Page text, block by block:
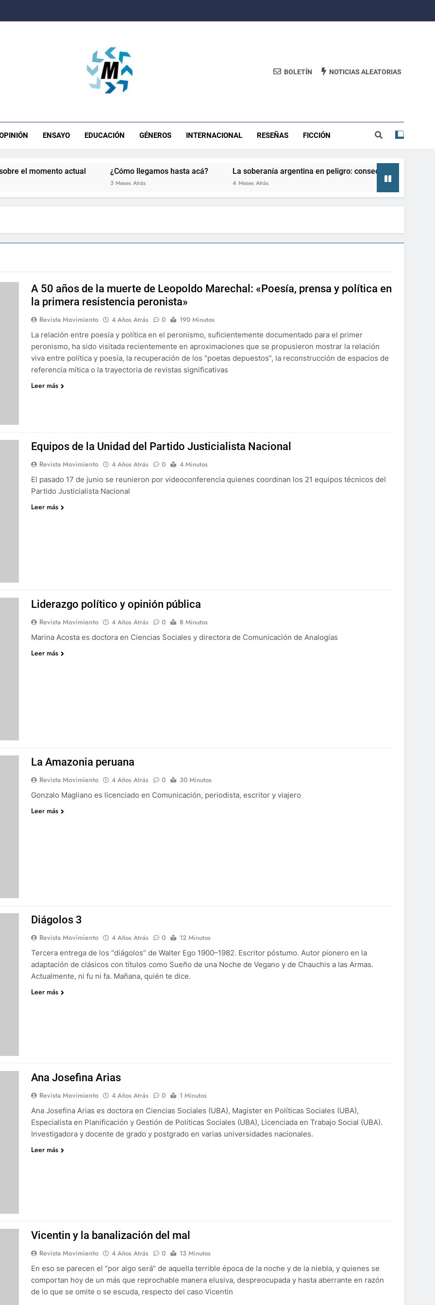
BOLETÍN NOTICIAS ALEATORIAS
ENSAYO EDUCACIÓN GÉNEROS INTERNACIONAL RESEÑAS FICCIÓN
actual ¿Cómo llegamos hasta acá? La soberanía argentina en peligro: consecuencias de perderla y
A 50 años de la muerte de Leopoldo Marechal: «Poesía, prensa y política en
la primera resistencia peronista»
Revista Movimiento 4 Años Atrás 0
190 Minutos
La relación entre poesía y política en el peronismo, suficientemente documentado para el primer
peronismo, ha sido visitada recientemente en aproximaciones que se propusieron mostrar la relación
viva entre política y poesía, la recuperación de los “poetas depuestos”, la reconstrucción de espacios de
referencia mítica o la trayectoria de revistas significativas
Leer más
Equipos de la Unidad del Partido Justicialista Nacional
Revista Movimiento 4 Años Atrás 0
4 Minutos
El pasado 17 de junio se reunieron por videoconferencia quienes coordinan los 21 equipos técnicos del
Partido Justicialista Nacional
Leer más
Liderazgo político y opinión pública
Revista Movimiento 4 Años Atrás 0
8 Minutos
Marina Acosta es doctora en Ciencias Sociales y directora de Comunicación de Analogías
Leer más
La Amazonia peruana
Revista Movimiento 4 Años Atrás 0
30 Minutos
Gonzalo Magliano es licenciado en Comunicación, periodista, escritor y viajero
Leer más
Diágolos 3
Revista Movimiento 4 Años Atrás 0
12 Minutos
Tercera entrega de los “diágolos” de Walter Ego 1900–1982. Escritor póstumo. Autor pionero en la
adaptación de clásicos con títulos como Sueño de una Noche de Vegano y de Chauchis a las Armas.
Actualmente, ni fu ni fa. Mañana, quién te dice.
Leer más
Ana Josefina Arias
Revista Movimiento 4 Años Atrás 0
1 Minutos
Ana Josefina Arias es doctora en Ciencias Sociales (UBA), Magister en Políticas Sociales (UBA),
Especialista en Planificación y Gestión de Políticas Sociales (UBA), Licenciada en Trabajo Social (UBA).
Investigadora y docente de grado y postgrado en varias universidades nacionales.
Leer más
Vicentin y la banalización del mal
Revista Movimiento 4 Años Atrás 0
13 Minutos
En eso se parecen el “por algo será” de aquella terrible época de la noche y de la niebla, y quienes se
comportan hoy de un más que reprochable manera elusiva, despreocupada y hasta aberrante en razón
de lo que se omite o se escuda, respecto del caso Vicentin